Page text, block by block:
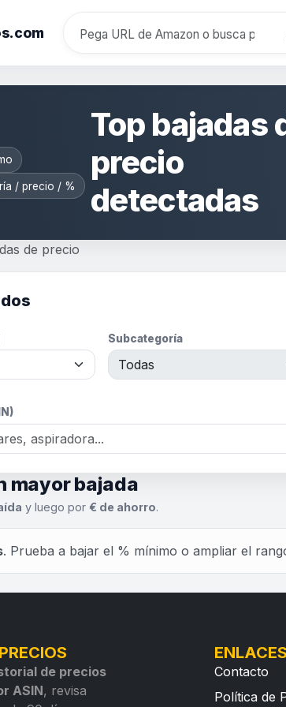
/ precio / %
Top bajadas
precio
detectadas
de precio
Subcategoría
mayor bajada
y luego por € de ahorro.
. Prueba a bajar el % mínimo o ampliar el
de precios
ASIN, revisa
ENLACES
Contacto
Política de